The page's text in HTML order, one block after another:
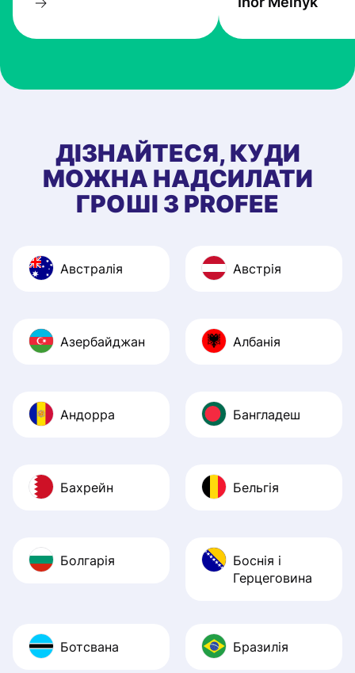
один з кращих.
ДІЗНАЙТЕСЯ, КУДИ
МОЖНА НАДСИЛАТИ
ГРОШІ З PROFEE
Австралія Австрія
Азербайджан Албанія
Андорра Бангладеш
Бахрейн Бельгія
Болгарія
Боснія і
Герцеговина
Ботсвана Бразилія